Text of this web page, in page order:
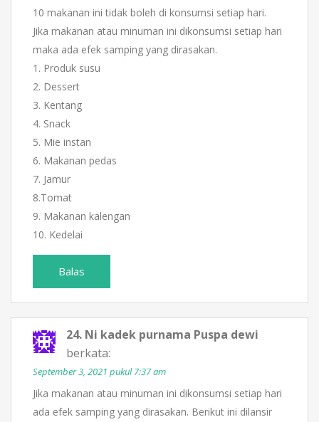
10 makanan ini tidak boleh di konsumsi setiap hari.
Jika makanan atau minuman ini dikonsumsi setiap hari
maka ada efek samping yang dirasakan.
1. Produk susu
2. Dessert
3. Kentang
4. Snack
5. Mie instan
6. Makanan pedas
7. Jamur
8.Tomat
9. Makanan kalengan
10. Kedelai
Balas
24. Ni kadek purnama Puspa dewi
berkata:
September 3, 2021 pukul 7:37 am
Jika makanan atau minuman ini dikonsumsi setiap hari
ada efek samping yang dirasakan. Berikut ini dilansir